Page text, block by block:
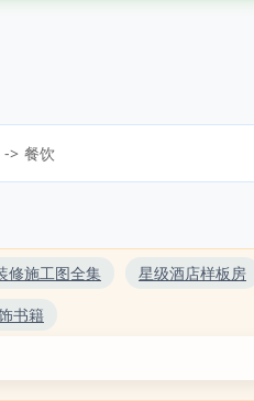
-> 餐饮
修施工图全集
星级酒店样板房
书籍